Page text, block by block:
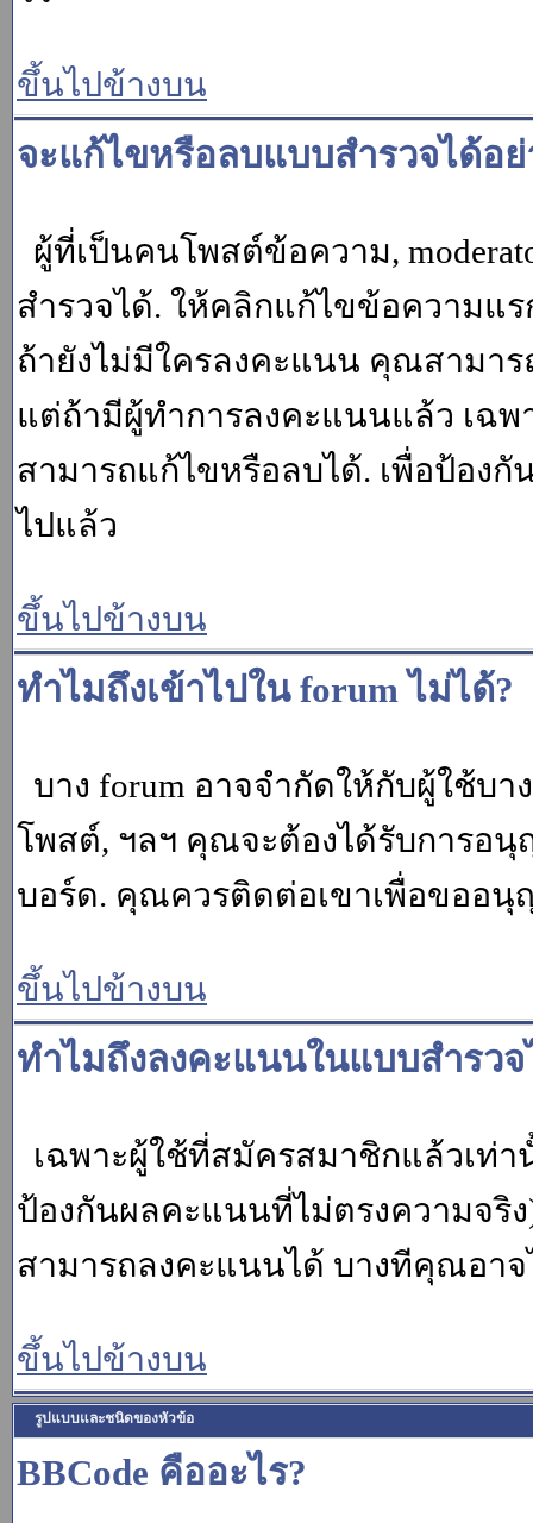
ขึ้นไปข้างบน
จะแก้ไขหรือลบแบบสำรวจได้อย่
ผู้ที่เป็นคนโพสต์ข้อความ,
สำรวจได้. ให้คลิกแก้ไขข้อความแ
ถ้ายังไม่มีใครลงคะแนน คุณสามา
แต่ถ้ามีผู้ทำการลงคะแนนแล้ว เฉพา
สามารถแก้ไขหรือลบได้. เพื่อป้อง
ไปแล้ว
ขึ้นไปข้างบน
ทำไมถึงเข้าไปใน forum ไม่ได้?
บาง forum อาจจำกัดให้กับผู้ใช้บ
โพสต์, ฯลฯ คุณจะต้องได้รับการอนุ
บอร์ด. คุณควรติดต่อเขาเพื่อขออนุ
ขึ้นไปข้างบน
ทำไมถึงลงคะแนนในแบบสำรวจ
เฉพาะผู้ใช้ที่สมัครสมาชิกแล้วเท่
ป้องกันผลคะแนนที่ไม่ตรงความจ
สามารถลงคะแนนได้ บางทีคุณอา
ขึ้นไปข้างบน
รูปแบบและชนิดของหัวข้อ
BBCode คืออะไร?